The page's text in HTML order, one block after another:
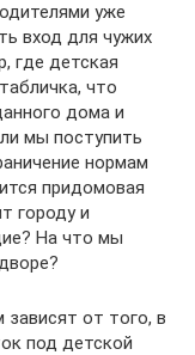
уже
вход для чужих
где детская
что
дома и
мы поступить
нормам
придомовая
городу и
На что мы
от того, в
под детской